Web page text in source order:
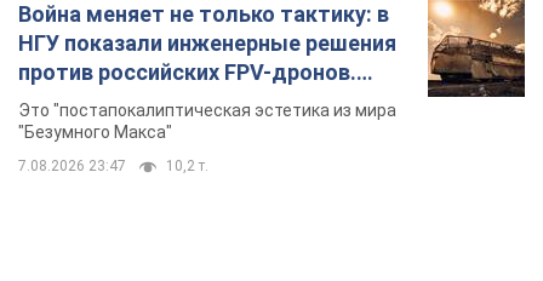
Война меняет не только тактику: в
НГУ показали инженерные решения
против российских FPV-дронов.
Фото
Это "постапокалиптическая эстетика из мира
"Безумного Макса"
7.08.2026 23:47 10,2 т.